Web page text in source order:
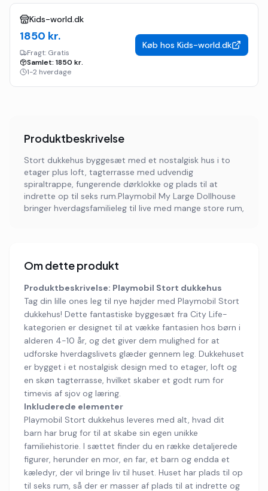
Kids-world.dk
1850 kr.
Fragt: Gratis
Samlet: 1850 kr.
1-2 hverdage
Køb hos Kids-world.dk
Produktbeskrivelse
Stort dukkehus byggesæt med et nostalgisk hus i to
etager plus loft, tagterrasse med udvendig
spiraltrappe, fungerende dørklokke og plads til at
indrette op til seks rum.Playmobil My Large Dollhouse
bringer hverdagsfamilieleg til live med mange store rum,
Om dette produkt
Produktbeskrivelse: Playmobil Stort dukkehus
Tag din lille ones leg til nye højder med Playmobil Stort
dukkehus! Dette fantastiske byggesæt fra City Life-
kategorien er designet til at vække fantasien hos børn i
alderen 4-10 år, og det giver dem mulighed for at
udforske hverdagslivets glæder gennem leg. Dukkehuset
er bygget i et nostalgisk design med to etager, loft og
en skøn tagterrasse, hvilket skaber et godt rum for
timevis af sjov og læring.
Inkluderede elementer
Playmobil Stort dukkehus leveres med alt, hvad dit
barn har brug for til at skabe sin egen unikke
familiehistorie. I sættet finder du en række detaljerede
figurer, herunder en mor, en far, et barn og endda et
kæledyr, der vil bringe liv til huset. Huset har plads til op
til seks rum, så der er masser af plads til at indrette og